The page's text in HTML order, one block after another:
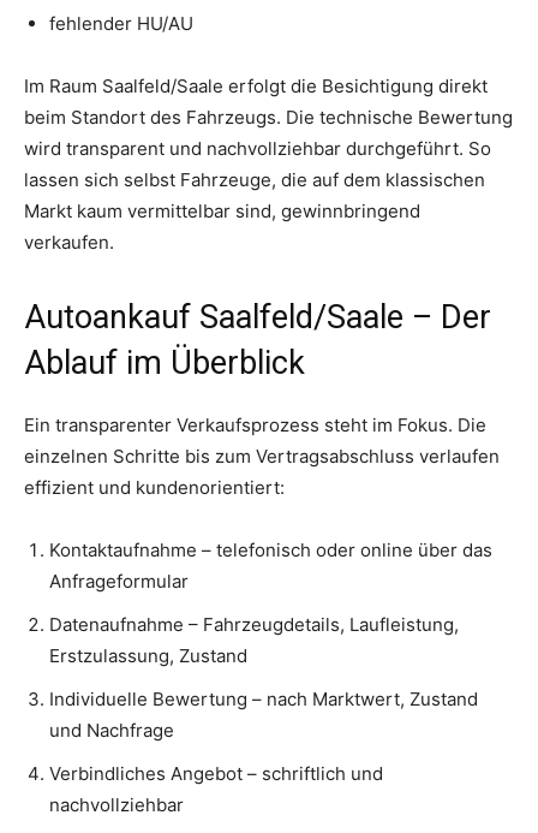
fehlender HU/AU
Im Raum Saalfeld/Saale erfolgt die Besichtigung direkt
beim Standort des Fahrzeugs. Die technische Bewertung
wird transparent und nachvollziehbar durchgeführt. So
lassen sich selbst Fahrzeuge, die auf dem klassischen
Markt kaum vermittelbar sind, gewinnbringend
verkaufen.
Autoankauf Saalfeld/Saale – Der
Ablauf im Überblick
Ein transparenter Verkaufsprozess steht im Fokus. Die
einzelnen Schritte bis zum Vertragsabschluss verlaufen
effizient und kundenorientiert:
Kontaktaufnahme – telefonisch oder online über das
Anfrageformular
Datenaufnahme – Fahrzeugdetails, Laufleistung,
Erstzulassung, Zustand
Individuelle Bewertung – nach Marktwert, Zustand
und Nachfrage
Verbindliches Angebot – schriftlich und
nachvollziehbar